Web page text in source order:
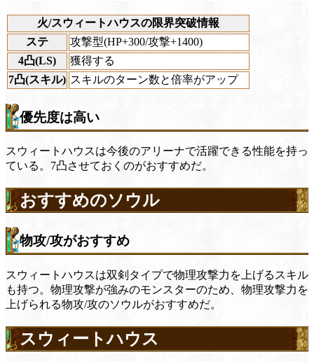
火/スウィートハウスの限界突破情報
ステ
攻撃型(HP+300/攻撃+1400)
4凸(LS)
獲得する
7凸(スキル) スキルのターン数と倍率がアップ
優先度は高い
スウィートハウスは今後のアリーナで活躍できる性能を持っ
ている。7凸させておくのがおすすめだ。
おすすめのソウル
物攻/攻がおすすめ
スウィートハウスは双剣タイプで物理攻撃力を上げるスキル
も持つ。物理攻撃が強みのモンスターのため、物理攻撃力を
上げられる物攻/攻のソウルがおすすめだ。
スウィートハウス